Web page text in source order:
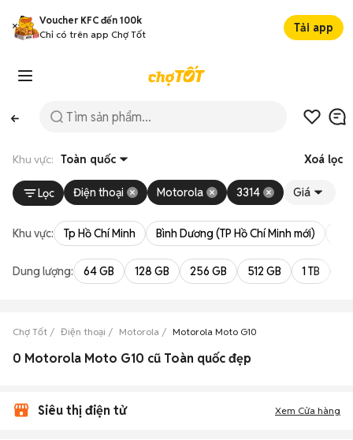
Voucher KFC đến 100k
Chỉ có trên app Chợ Tốt
Tải app
Khu vực: Toàn quốc Xoá lọc
Lọc Điện thoại Motorola 3314 Giá
Khu vực: Tp Hồ Chí Minh Bình Dương (TP Hồ Chí Minh mới)
Dung lượng: 64 GB 128 GB 256 GB 512 GB 1 TB
Chợ Tốt Điện thoại Motorola Motorola Moto G10
0 Motorola Moto G10 cũ Toàn quốc đẹp
Siêu thị điện tử Xem Cửa hàng